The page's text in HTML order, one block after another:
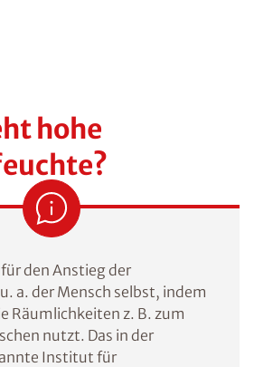
hohe
den Anstieg der
a. der Mensch selbst, indem
Räumlichkeiten z. B. zum
nutzt. Das in der
Institut für